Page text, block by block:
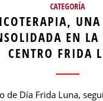
CATEGORÍA
EN
CENTRO FRIDA
de Día Frida Luna,